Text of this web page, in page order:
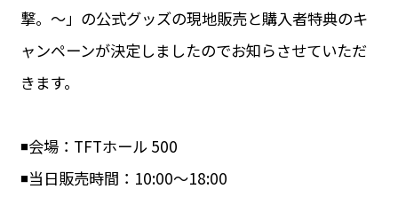
撃。〜」の公式グッズの現地販売と購入者特典のキ
ャンペーンが決定しましたのでお知らさせていただ
きます。
◾️会場：TFTホール 500
◾️当日販売時間：10:00〜18:00